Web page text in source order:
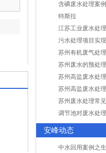
含磷废水处理案例
特斯拉
安峰动态